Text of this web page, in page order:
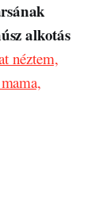
alkotás
néztem,